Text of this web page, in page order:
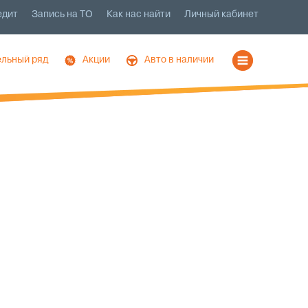
Личный кабинет
Как нас найти
Запись на ТО
Авто в наличии
Акции
ряд